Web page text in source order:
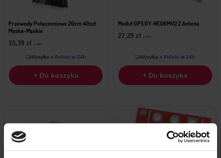
Przewody Połączeniowe 20cm 40szt
Męsko-Męskie
10,39 zł z VAT
Wysyłka z Polski w 24h
+ Do koszyka
Moduł GPS GY-NEO6MV2 Z Anteną
27,29 zł z VAT
Wysyłka z Polski w 24h
+ Do koszyka